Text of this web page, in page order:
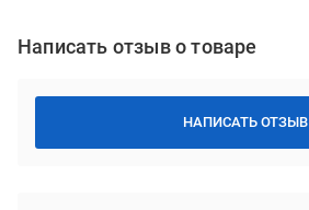
Написать отзыв о товаре
НАПИСАТЬ ОТЗЫВ